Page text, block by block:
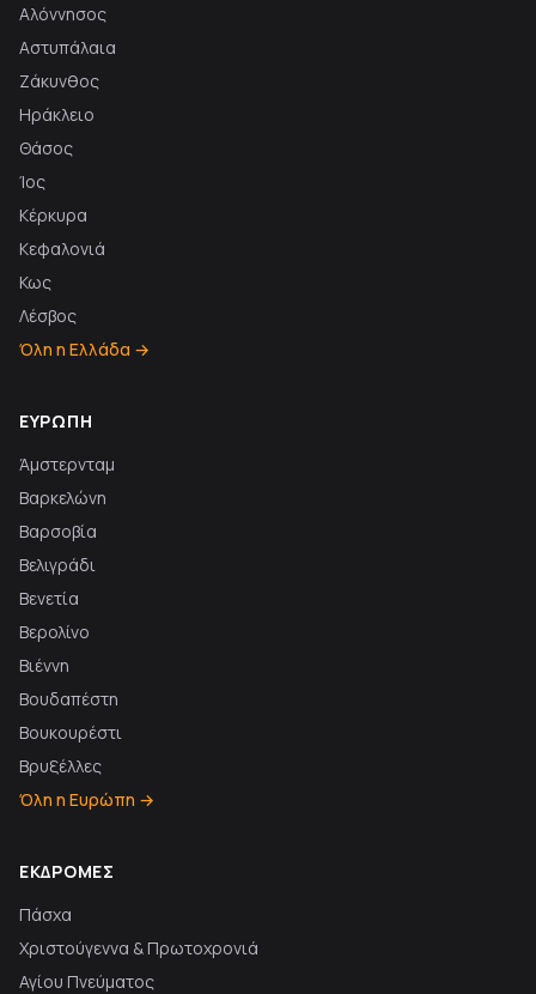
Αλόννησος
Αστυπάλαια
Ζάκυνθος
Ηράκλειο
Θάσος
Ίος
Κέρκυρα
Κεφαλονιά
Κως
Λέσβος
Όλη η Ελλάδα →
ΕΥΡΏΠΗ
Άμστερνταμ
Βαρκελώνη
Βαρσοβία
Βελιγράδι
Βενετία
Βερολίνο
Βιέννη
Βουδαπέστη
Βουκουρέστι
Βρυξέλλες
Όλη η Ευρώπη →
ΕΚΔΡΟΜΈΣ
Πάσχα
Χριστούγεννα & Πρωτοχρονιά
Αγίου Πνεύματος